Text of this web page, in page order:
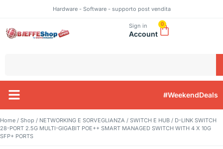
Hardware - Software - supporto post vendita
Sign in
Account
0
#WeekendDeals
Home / Shop / NETWORKING E SORVEGLIANZA / SWITCH E HUB / D-LINK SWITCH
28-PORT 2.5G MULTI-GIGABIT POE++ SMART MANAGED SWITCH WITH 4 X 10G
SFP+ PORTS